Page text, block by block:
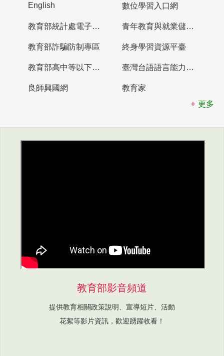
English 數位學習入口網
教育部統計處電子書櫃 青年教育與就業儲蓄帳戶
教育部詐騙防制專區 終身學習資源平臺
教育部高中等以下學校及幼兒園教師資格檢定考試 臺灣台語語言能力認證網站
良師興國網
教育家
更多
教育部影音頻道
提供教育相關政策說明、宣導短片、活動
花絮等影片資訊，歡迎踴躍收看！